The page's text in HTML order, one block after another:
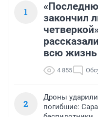
1
закончил
всю жизнь
4 855
2
Дроны
погибшие: